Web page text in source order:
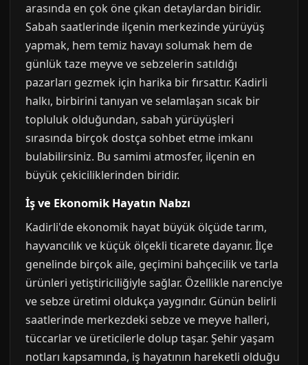
arasında en çok öne çıkan detaylardan biridir.
Sabah saatlerinde ilçenin merkezinde yürüyüş
yapmak, hem temiz havayı solumak hem de
günlük taze meyve ve sebzelerin satıldığı
pazarları gezmek için harika bir fırsattır. Kadirli
halkı, birbirini tanıyan ve selamlaşan sıcak bir
topluluk olduğundan, sabah yürüyüşleri
sırasında birçok dostça sohbet etme imkanı
bulabilirsiniz. Bu samimi atmosfer, ilçenin en
büyük çekiciliklerinden biridir.
İş ve Ekonomik Hayatın Nabzı
Kadirli'de ekonomik hayat büyük ölçüde tarım,
hayvancılık ve küçük ölçekli ticarete dayanır. İlçe
genelinde birçok aile, geçimini bahçecilik ve tarla
ürünleri yetiştiriciliğiyle sağlar. Özellikle narenciye
ve sebze üretimi oldukça yaygındır. Günün belirli
saatlerinde merkezdeki sebze ve meyve halleri,
tüccarlar ve üreticilerle dolup taşar. Şehir yaşam
notları kapsamında, iş hayatının hareketli olduğu